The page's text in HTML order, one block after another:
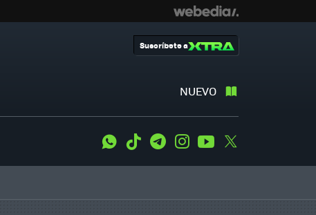
NUEVO
Suscríbete a
WhatsApp
Tiktok TelegramInstagramYoutube